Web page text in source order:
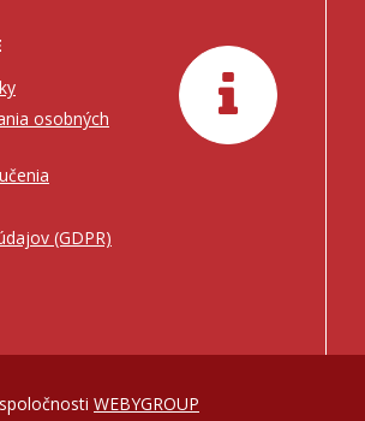
osobných
(GDPR)
spoločnosti WEBYGROUP